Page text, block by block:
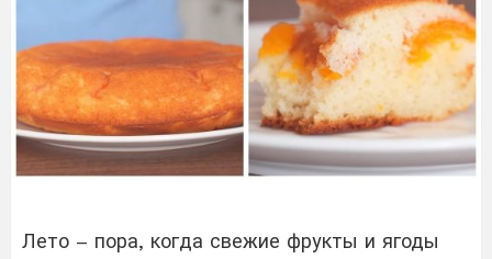
Лето – пора, когда свежие фрукты и ягоды